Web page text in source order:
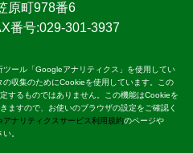
原町978番6
番号:029-301-3937
ール「Googleアナリティクス」を使用してい
収集のためにCookieを使用しています。この
するものではありません。この機能はCookieを
ますので、お使いのブラウザの設定をご確認く
アナリティクスサービス利用規約のページや
。